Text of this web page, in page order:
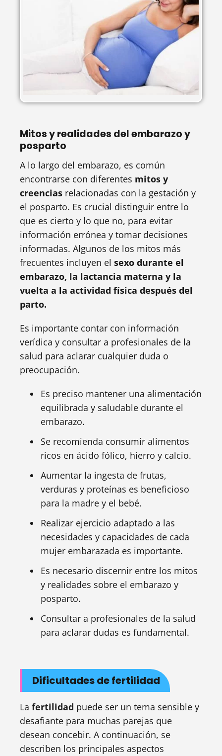
Mitos y realidades del embarazo y
posparto
A lo largo del embarazo, es común
encontrarse con diferentes mitos y
creencias relacionadas con la gestación y
el posparto. Es crucial distinguir entre lo
que es cierto y lo que no, para evitar
información errónea y tomar decisiones
informadas. Algunos de los mitos más
frecuentes incluyen el sexo durante el
embarazo, la lactancia materna y la
vuelta a la actividad física después del
parto.
Es importante contar con información
verídica y consultar a profesionales de la
salud para aclarar cualquier duda o
preocupación.
Es preciso mantener una alimentación
equilibrada y saludable durante el
embarazo.
Se recomienda consumir alimentos
ricos en ácido fólico, hierro y calcio.
Aumentar la ingesta de frutas,
verduras y proteínas es beneficioso
para la madre y el bebé.
Realizar ejercicio adaptado a las
necesidades y capacidades de cada
mujer embarazada es importante.
Es necesario discernir entre los mitos
y realidades sobre el embarazo y
posparto.
Consultar a profesionales de la salud
para aclarar dudas es fundamental.
Dificultades de fertilidad
La fertilidad puede ser un tema sensible y
desafiante para muchas parejas que
desean concebir. A continuación, se
describen los principales aspectos